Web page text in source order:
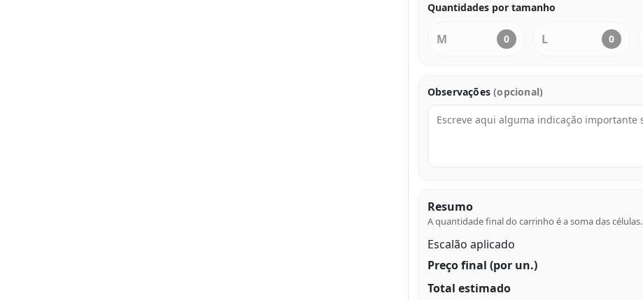
Quantidades por tamanho
M 0 L 0
Observações(opcional)
Resumo
A quantidade final do carrinho é a soma das células.
Escalão aplicado
Preço final (por un.)
Total estimado